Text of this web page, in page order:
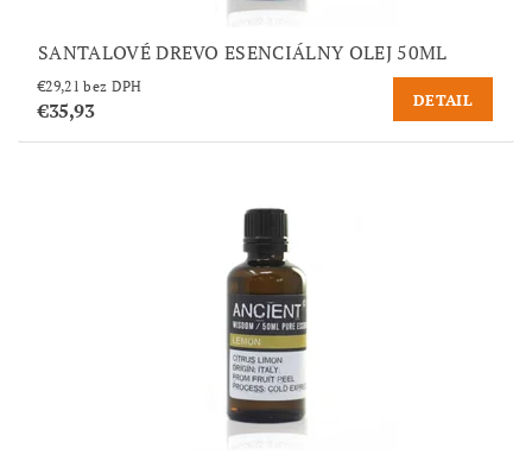
SANTALOVÉ DREVO ESENCIÁLNY OLEJ 50ML
€29,21 bez DPH
€35,93 DETAIL